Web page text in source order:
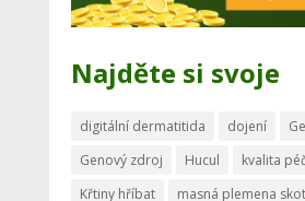
Najděte si svoje
digitální dermatitida dojení
Genový zdroj
Hucul
kvalita
Křtiny hříbat
masná plemena